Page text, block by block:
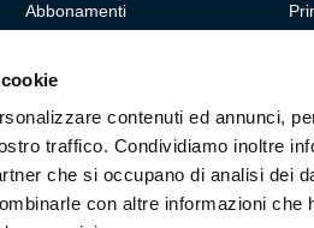
contenuti ed annunci,
traffico. Condividiamo inoltre
che si occupano di analisi dei
con altre informazioni che
Abbonamenti
Hospitality